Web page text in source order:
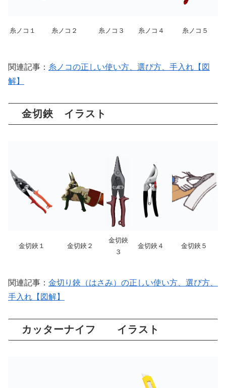
糸ノコ１ 糸ノコ２ 糸ノコ３ 糸ノコ４ 糸ノコ５
関連記事： 糸ノコの正しい使い方、選び方、手入れ【図
解】
金切鋏 イラスト
金切鋏１ 金切鋏２
金切鋏
３
金切鋏４ 金切鋏５
関連記事： 金切り鋏（はさみ）の正しい使い方、選び方、
手入れ【図解】
カッターナイフ イラスト